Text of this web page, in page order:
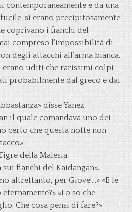
contemporaneamente e da una
si erano precipitosamente
coprivano i fianchi del
compreso l’impossibilità di
degli attacchi all’arma bianca.
erano uditi che rarissimi colpi
probabilmente dal greco e dai
disse Yanez,
il quale comandava uno dei
certo che questa notte non
della Malesia.
fianchi del Kaidangan».
altrettanto, per Giove!…» «E le
«Lo so che
Che cosa pensi di fare?»